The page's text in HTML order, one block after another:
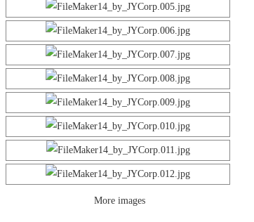
More images